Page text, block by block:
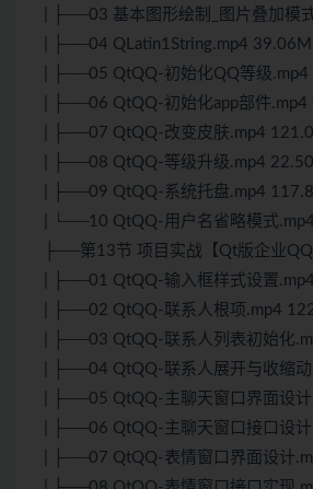
| ├──03 基本图形绘制_图片叠加模
| ├──04 QLatin1String.mp4 39.06M
| ├──05 QtQQ-初始化QQ等级.mp4
| ├──06 QtQQ-初始化app部件.mp4
| ├──07 QtQQ-改变皮肤.mp4
| ├──08 QtQQ-等级升级.mp4
| ├──09 QtQQ-系统托盘.mp4
| └──10 QtQQ-用户名省略模式
├──第13节 项目实战【Qt版企业QQ
| ├──01 QtQQ-输入框样式设置
| ├──02 QtQQ-联系人根项.mp4
| ├──03 QtQQ-联系人列表初始化
| ├──04 QtQQ-联系人展开与收缩
| ├──05 QtQQ-主聊天窗口界面设
| ├──06 QtQQ-主聊天窗口接口设
| ├──07 QtQQ-表情窗口界面设计